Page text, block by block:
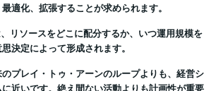
適化、拡張することが求められます。
リソースをどこに配分するか、いつ運用規模を
決定によって形成されます。
プレイ・トゥ・アーンのループよりも、経営シ
近いです。絶え間ない活動よりも計画性が重要